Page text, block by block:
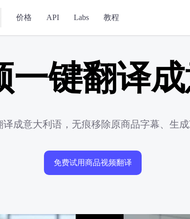
价格 API Labs 教程
一键翻译
成意大利语，无痕移除原商品字幕、生成
免费试用商品视频翻译